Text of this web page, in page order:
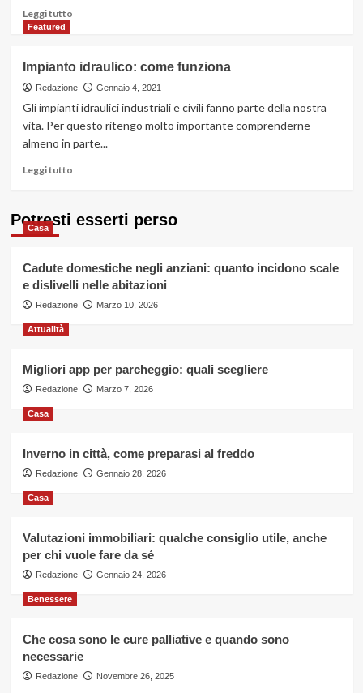
Leggi tuttoLeggi
Cena
al
ristorante
dispetto
dei
leghista
Featured
Impianto idraulico: come funziona
Redazione Gennaio 4, 2021
Gli impianti idraulici industriali e civili fanno parte della nostra
vita. Per questo ritengo molto importante comprenderne
almeno in parte...
Leggi tuttoLeggi
su
Impianto
funziona
Potresti esserti perso
Casa
Cadute domestiche negli anziani: quanto incidono scale
e dislivelli nelle abitazioni
Redazione Marzo 10, 2026
Attualità
Migliori app per parcheggio: quali scegliere
Redazione Marzo 7, 2026
Casa
Inverno in città, come preparasi al freddo
Redazione Gennaio 28, 2026
Casa
Valutazioni immobiliari: qualche consiglio utile, anche
per chi vuole fare da sé
Redazione Gennaio 24, 2026
Benessere
Che cosa sono le cure palliative e quando sono
necessarie
Redazione Novembre 26, 2025